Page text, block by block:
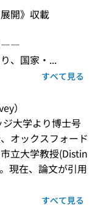
開》収載
――
、国家・...
すべて見る
）
大学より博士号
オックスフォード
立大学教授(Distin
現在、論文が引用
すべて見る